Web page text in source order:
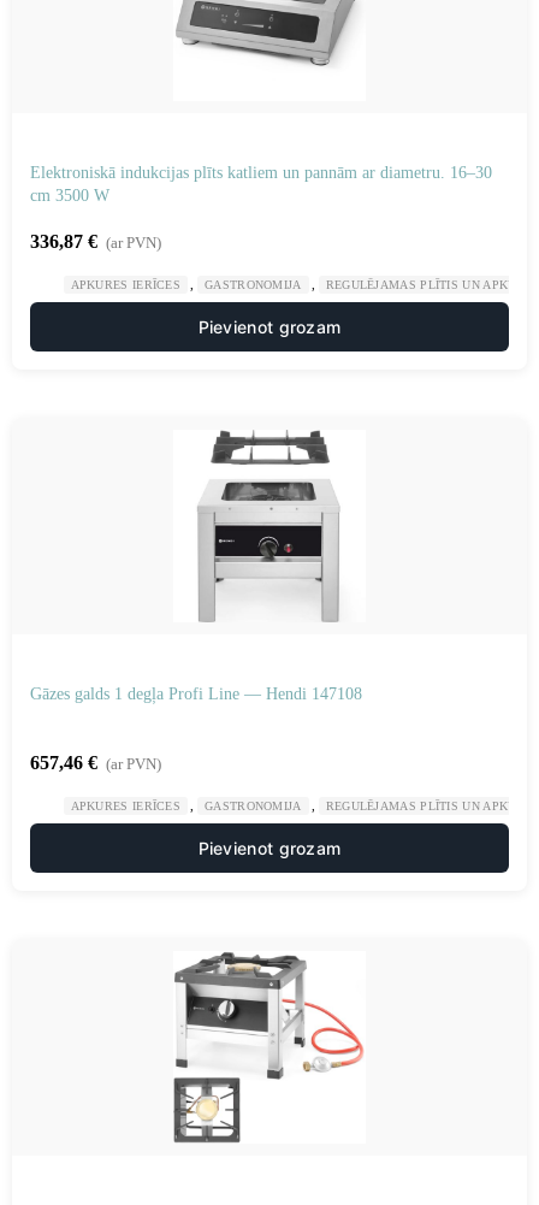
Elektroniskā indukcijas plīts katliem un pannām ar diametru. 16–30
cm 3500 W
336,87 € (ar PVN)
APKURES IERĪCES GASTRONOMIJA REGULĒJAMAS PLĪTIS UN
Pievienot grozam
Gāzes galds 1 degļa Profi Line — Hendi 147108
657,46 € (ar PVN)
APKURES IERĪCES GASTRONOMIJA REGULĒJAMAS PLĪTIS UN
Pievienot grozam